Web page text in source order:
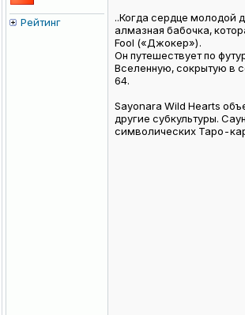
Рейтинг
..Когда сердце молодой
алмазная бабочка,
Fool («Джокер»).
Он путешествует по
Вселенную, сокрытую в
64.
Sayonara Wild Hearts
другие субкультуры.
символических Таро-